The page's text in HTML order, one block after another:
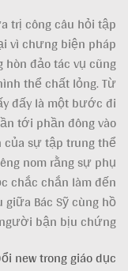
trị công câu hỏi tập
vì chưng biện pháp
hòn đảo tác vụ cũng
thể chất lỏng. Từ
đấy là một bước đi
tới phần đông vào
sự tập trung thể
nom rằng sự phụ
chắc chắn làm đến
Bác Sỹ cùng hồ
bận bịu chứng.
new trong giáo dục